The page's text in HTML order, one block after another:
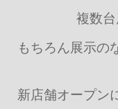
複数台
もちろん展示の
新店舗オープン